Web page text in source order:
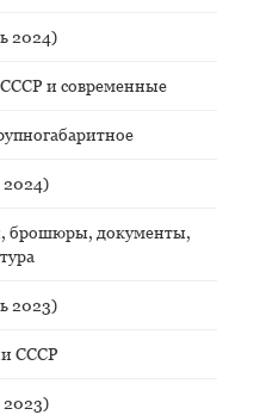
2024)
и современные
2024)
брошюры, документы,
2023)
СССР
2023)